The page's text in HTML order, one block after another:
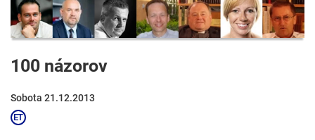
100 názorov
Sobota 21.12.2013